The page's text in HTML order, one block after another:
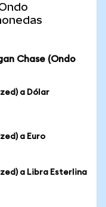
Chase (Ondo
a Dólar
a Euro
a Libra Esterlina